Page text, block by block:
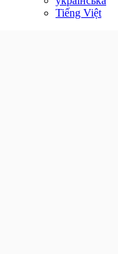
Tiếng Việt